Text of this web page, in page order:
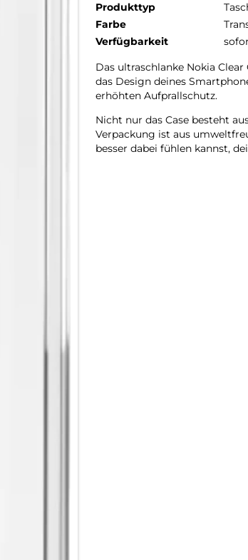
Produkttyp
Farbe
Verfügbarkeit
Das ultraschlanke Nokia
das Design deines
erhöhten Aufprallschutz.
Nicht nur das Case besteht
Verpackung ist aus
besser dabei fühlen kannst,